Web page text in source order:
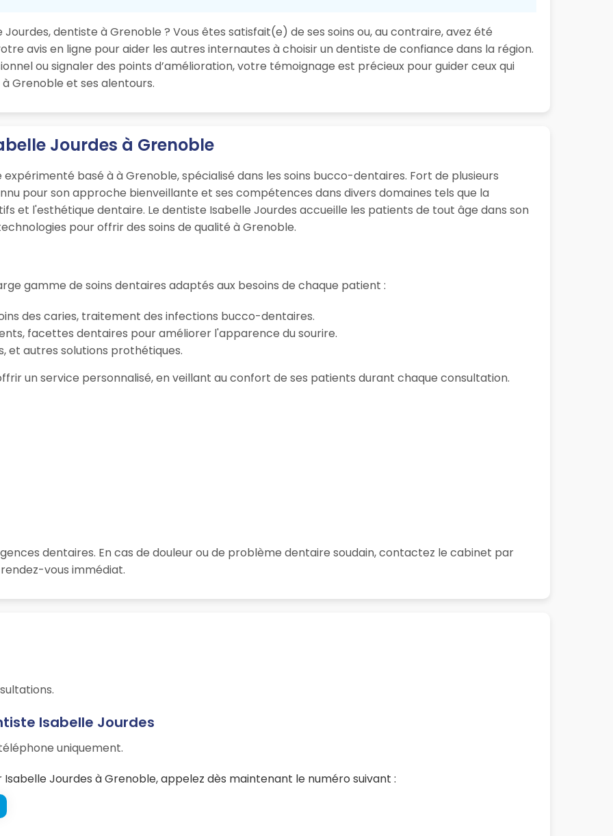
dentiste à Grenoble ? Vous êtes satisfait(e) de ses soins ou, au contraire, avez été
avis en ligne pour aider les autres internautes à choisir un dentiste de confiance dans la région.
ou signaler des points d’amélioration, votre témoignage est précieux pour guider ceux qui
Grenoble et ses alentours.
Jourdes à Grenoble
basé à à Grenoble, spécialisé dans les soins bucco-dentaires. Fort de plusieurs
pour son approche bienveillante et ses compétences dans divers domaines tels que la
et l'esthétique dentaire. Le dentiste Isabelle Jourdes accueille les patients de tout âge dans son
pour offrir des soins de qualité à Grenoble.
gamme de soins dentaires adaptés aux besoins de chaque patient :
des caries, traitement des infections bucco-dentaires.
facettes dentaires pour améliorer l'apparence du sourire.
et autres solutions prothétiques.
un service personnalisé, en veillant au confort de ses patients durant chaque consultation.
dentaires. En cas de douleur ou de problème dentaire soudain, contactez le cabinet par
vous immédiat.
Isabelle Jourdes
uniquement.
Jourdes à Grenoble, appelez dès maintenant le numéro suivant :